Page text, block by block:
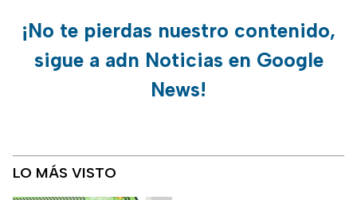
¡No te pierdas nuestro contenido,
sigue a adn Noticias en Google
News!
LO MÁS VISTO